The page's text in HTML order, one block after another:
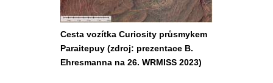
Cesta vozítka Curiosity průsmykem
Paraitepuy (zdroj: prezentace B.
Ehresmanna na 26. WRMISS 2023)